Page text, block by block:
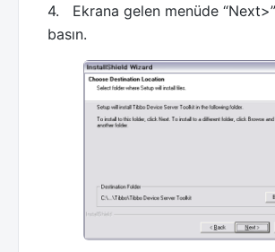
4. Ekrana gelen menüde
basın.